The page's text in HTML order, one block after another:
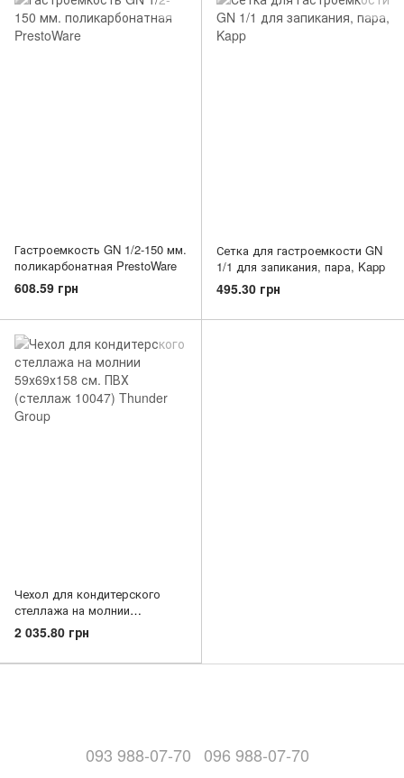
Гастроемкость GN 1/2-150 мм.
поликарбонатная PrestoWare
608.59 грн
Сетка для гастроемкости GN
1/1 для запикания, пара, Kapp
495.30 грн
Чехол для кондитерского
стеллажа на молнии
59х69х158 см. ПВХ (стеллаж
10047) Thunder Group
2 035.80 грн
093 988-07-70 096 988-07-70